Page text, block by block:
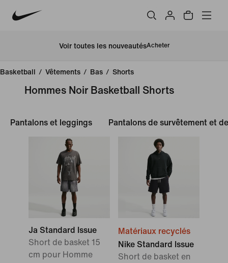
Voir toutes les nouveautésAcheter
Basketball / Vêtements / Bas / Shorts
Hommes Noir Basketball Shorts
Pantalons et leggings Pantalons de survêtement et
Ja Standard Issue
Short de basket 15
cm pour Homme
Matériaux recyclés
Nike Standard Issue
Short de basket en